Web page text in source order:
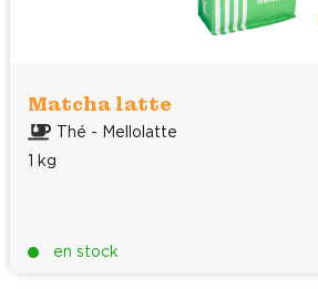
Matcha latte
Thé - Mellolatte
1 kg
en stock